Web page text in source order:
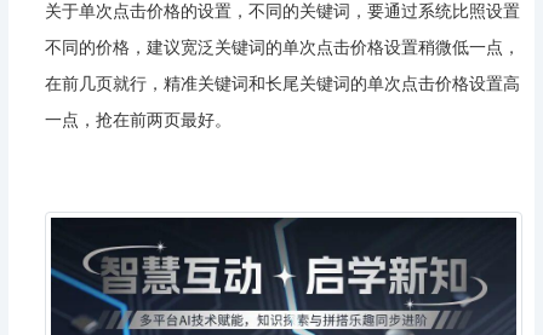
关于单次点击价格的设置，不同的关键词，要通过系统比照设置
不同的价格，建议宽泛关键词的单次点击价格设置稍微低一点，
在前几页就行，精准关键词和长尾关键词的单次点击价格设置高
一点，抢在前两页最好。